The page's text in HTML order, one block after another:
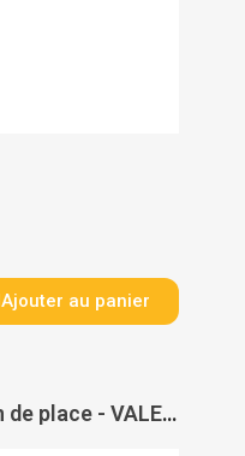
Ajouter au panier
Tubulure et siphon gain de place - VALENTIN